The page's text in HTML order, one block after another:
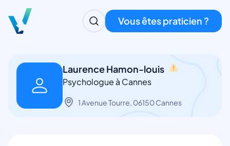
Vous êtes praticien ?
Laurence Hamon-louis
Psychologue à Cannes
1 Avenue Tourre, 06150 Cannes